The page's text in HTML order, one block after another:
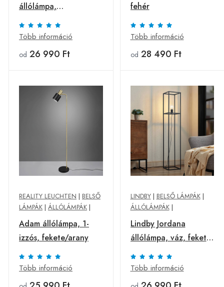
állólámpa,
fényeffekttel, 1-ágú
Több információ
od 26 990 Ft
fehér
Több információ
od 28 490 Ft
REALITY LEUCHTEN | BELSŐ
LÁMPÁK | ÁLLÓLÁMPÁK |
Adam állólámpa, 1-
izzós, fekete/arany
Több információ
LINDBY| BELSŐ LÁMPÁK|
ÁLLÓLÁMPÁK|
Lindby Jordana
állólámpa, váz, fekete,
1-izzós.
Több információ